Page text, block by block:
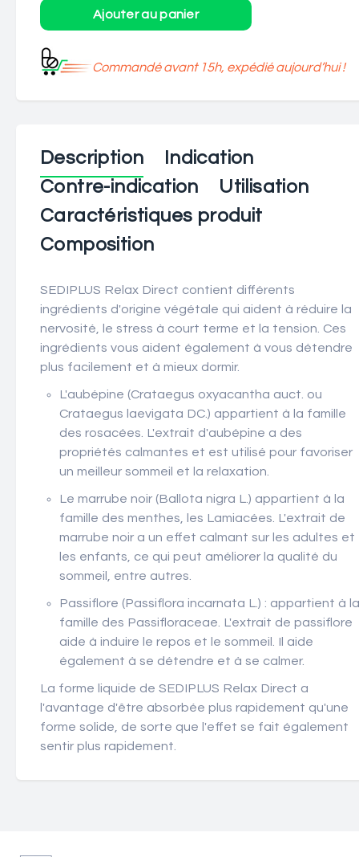
Commandé avant 15h, expédié aujourd’hui !
Description
Indication
Contre-indication
Utilisation
Caractéristiques produit
Composition
SEDIPLUS Relax Direct contient différents
ingrédients d'origine végétale qui aident à réduire la
nervosité, le stress à court terme et la tension. Ces
ingrédients vous aident également à vous détendre
plus facilement et à mieux dormir.
L'aubépine (Crataegus oxyacantha auct. ou
Crataegus laevigata DC.) appartient à la famille
des rosacées. L'extrait d'aubépine a des
propriétés calmantes et est utilisé pour favoriser
un meilleur sommeil et la relaxation.
Le marrube noir (Ballota nigra L.) appartient à la
famille des menthes, les Lamiacées. L'extrait de
marrube noir a un effet calmant sur les adultes et
les enfants, ce qui peut améliorer la qualité du
sommeil, entre autres.
Passiflore (Passiflora incarnata L.) : appartient à la
famille des Passifloraceae. L'extrait de passiflore
aide à induire le repos et le sommeil. Il aide
également à se détendre et à se calmer.
La forme liquide de SEDIPLUS Relax Direct a
l'avantage d'être absorbée plus rapidement qu'une
forme solide, de sorte que l'effet se fait également
sentir plus rapidement.